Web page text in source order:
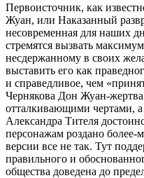
Первоисточник, как
Жуан, или Наказанный
несовременная для наших
стремятся вызвать
несдержанному в своих
выставить его как
и справедливое, чем
Чернякова Дон Жуан-
отталкивающими чертами, а
Александра Тителя
персонажам роздано более-
версии все не так. Тут
правильного и
общества доведена до